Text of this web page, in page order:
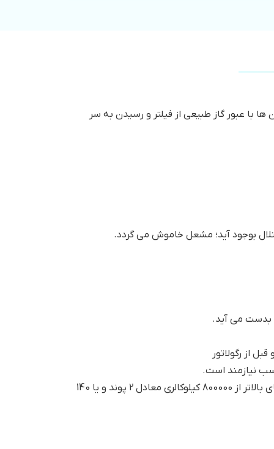
با عبور گاز طبیعی از فیلتر و رسیدن به سر
بوجود آید؛ مشعل خاموش می گردد.
از رگولاتور
نیازمند است.
فشار گاز مناسب مورد نیاز مشعل گازی ایران رادیاتور معادل 1.4 پوند و یا 17.5 میلی بار فشار گاز شهری و در ظرفیت های بالاتر از 800000 کیلوکالری معادل 2 پوند و یا 140